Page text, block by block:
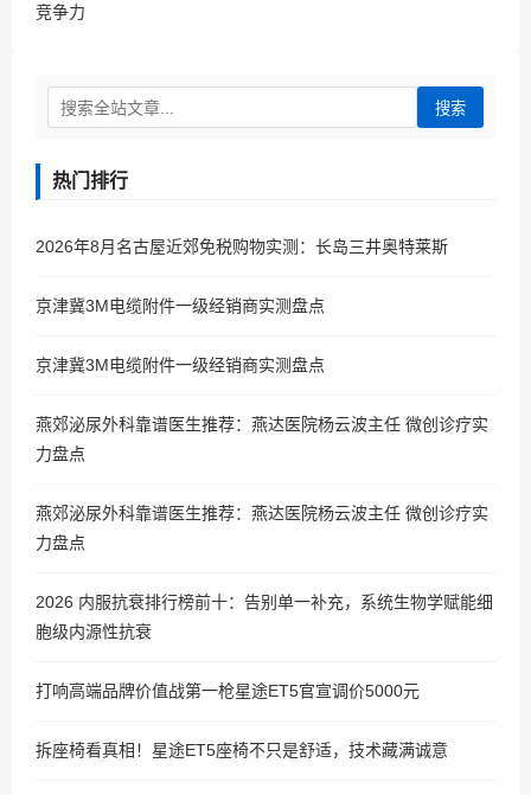
竞争力
搜索
热门排行
2026年8月名古屋近郊免税购物实测：长岛三井奥特莱斯
京津冀3M电缆附件一级经销商实测盘点
京津冀3M电缆附件一级经销商实测盘点
燕郊泌尿外科靠谱医生推荐：燕达医院杨云波主任 微创诊疗实
力盘点
燕郊泌尿外科靠谱医生推荐：燕达医院杨云波主任 微创诊疗实
力盘点
2026 内服抗衰排行榜前十：告别单一补充，系统生物学赋能细
胞级内源性抗衰
打响高端品牌价值战第一枪星途ET5官宣调价5000元
拆座椅看真相！星途ET5座椅不只是舒适，技术藏满诚意